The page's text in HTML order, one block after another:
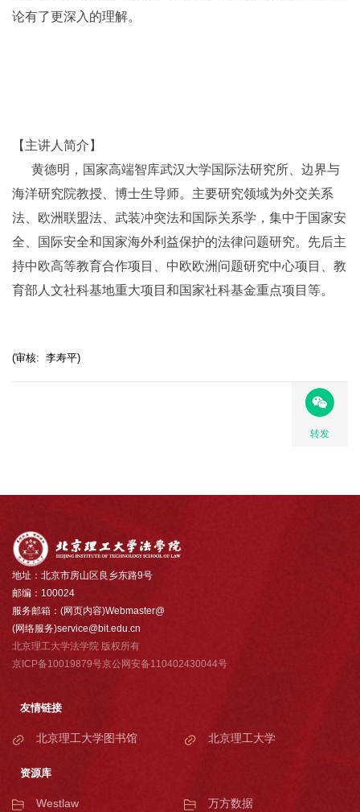
论有了更深入的理解。
【主讲人简介】
黄德明，国家高端智库武汉大学国际法研究所、边界与
海洋研究院教授、博士生导师。主要研究领域为外交关系
法、欧洲联盟法、武装冲突法和国际关系学，集中于国家安
全、国际安全和国家海外利益保护的法律问题研究。先后主
持中欧高等教育合作项目、中欧欧洲问题研究中心项目、教
育部人文社科基地重大项目和国家社科基金重点项目等。
(审核: 李寿平)
转发
地址：北京市房山区良乡东路9号
邮编：100024
服务邮箱：(网页内容)Webmaster@
(网络服务)service@bit.edu.cn
北京理工大学法学院 版权所有
京ICP备10019879号京公网安备110402430044号
友情链接
北京理工大学图书馆 北京理工大学
资源库
Westlaw 万方数据